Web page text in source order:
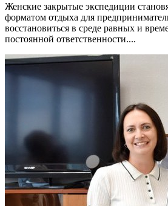
Женские закрытые экспедиции
форматом отдыха для
восстановиться в среде равных и
постоянной ответственности....